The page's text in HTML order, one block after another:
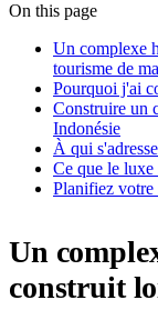
On this page
Un complexe
tourisme de
Pourquoi j'ai
Construire un
Indonésie
À qui
Ce que le
Planifiez votre
Un
construit